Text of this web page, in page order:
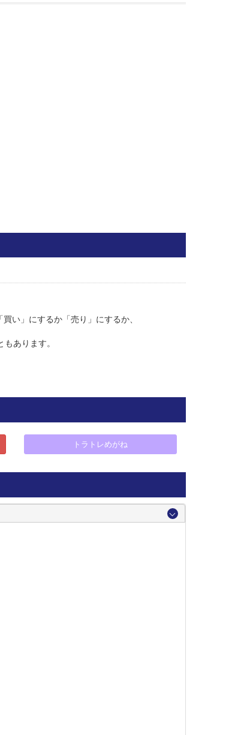
い」にするか「売り」にするか、
あります。
トラトレめがね